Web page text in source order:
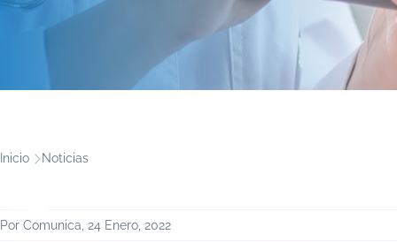
Ruta
navegación
Inicio Noticias
Por Comunica , 24 Enero, 2022